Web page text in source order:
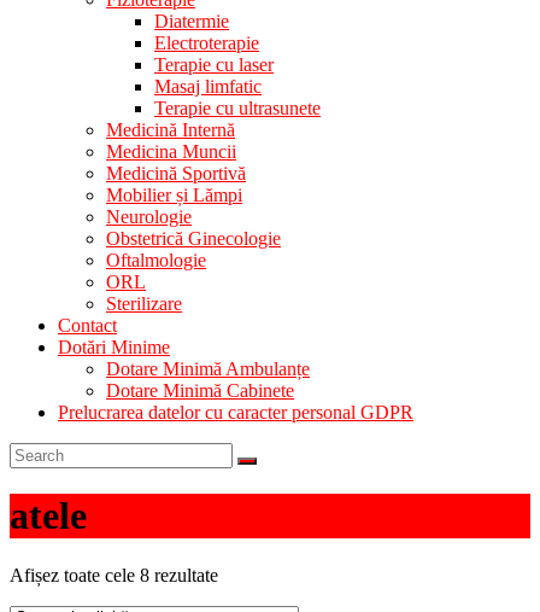
Diatermie
Electroterapie
Terapie cu laser
Masaj limfatic
Terapie cu ultrasunete
Medicină Internă
Medicina Muncii
Medicină Sportivă
Mobilier și Lămpi
Neurologie
Obstetrică Ginecologie
Oftalmologie
ORL
Sterilizare
Contact
Dotări Minime
Dotare Minimă Ambulanțe
Dotare Minimă Cabinete
Prelucrarea datelor cu caracter personal GDPR
atele
Afișez toate cele 8 rezultate